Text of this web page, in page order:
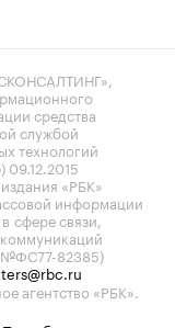
средства
службой
технологий
«РБК»
информации
сфере связи,
№ФС77-82385)
агентство «РБК».